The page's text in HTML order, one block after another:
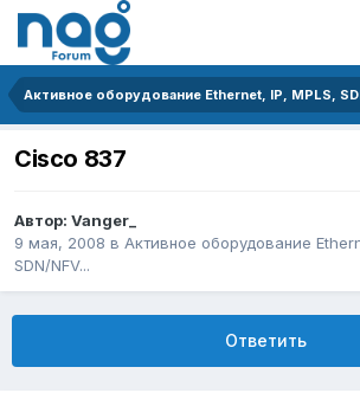
Cisco 837
Автор: Vanger_
9 мая, 2008 в Активное оборудование
SDN/NFV...
Ответить